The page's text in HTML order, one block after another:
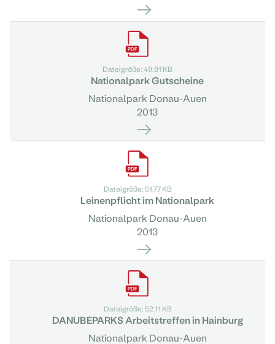
Dateigröße: 49.91 KB
Nationalpark Gutscheine
Nationalpark Donau-Auen
2013
Dateigröße: 51.77 KB
Leinenpflicht im Nationalpark
Nationalpark Donau-Auen
2013
Dateigröße: 52.11 KB
DANUBEPARKS Arbeitstreffen in Hainburg
Nationalpark Donau-Auen